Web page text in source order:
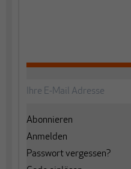
Abonnieren
Anmelden
Passwort vergessen?